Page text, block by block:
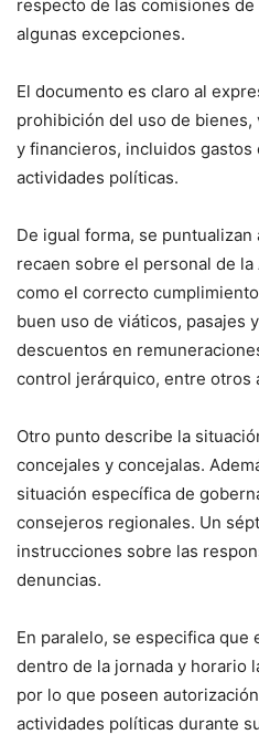
respecto de las comisiones
algunas excepciones.
El documento es claro al
prohibición del uso de
y financieros, incluidos gastos
actividades políticas.
De igual forma, se
recaen sobre el personal de
como el correcto
buen uso de viáticos, pasajes
descuentos en
control jerárquico, entre otros
Otro punto describe la
concejales y concejalas.
situación específica de
consejeros regionales. Un
instrucciones sobre las
denuncias.
En paralelo, se especifica
dentro de la jornada y horario
por lo que poseen
actividades políticas durante